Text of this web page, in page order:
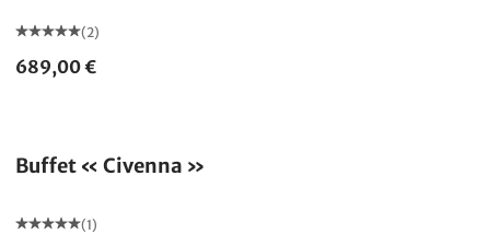
(2)
689,00 €
Buffet « Civenna »
(1)